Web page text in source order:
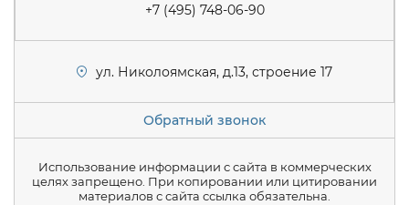
+7 (495) 748-06-90
ул. Николоямская, д.13, строение 17
Обратный звонок
Использование информации с сайта в коммерческих
целях запрещено. При копировании или цитировании
материалов с сайта ссылка обязательна.